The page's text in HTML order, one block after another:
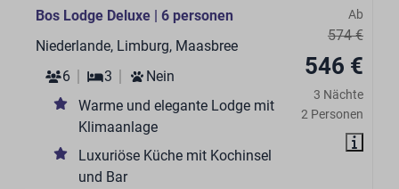
Ab
574 €
546 €
3 Nächte
2 Personen
Bos Lodge Deluxe | 6 personen
Niederlande, Limburg, Maasbree
6
3
Nein
Warme und elegante Lodge mit
Klimaanlage
Luxuriöse Küche mit Kochinsel
und Bar